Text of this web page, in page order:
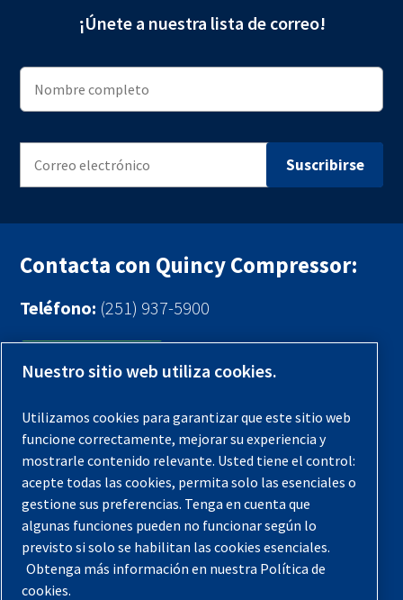
¡Únete a nuestra lista de correo!
Contacta con Quincy Compressor:
Teléfono: (251) 937-5900
Contáctenos
Registra tu compresor
Aviso legal
Garantías
Política de privacidad
Términos y Condiciones
Mapa del sitio
Nuestro sitio web utiliza cookies.
Utilizamos cookies para garantizar que este sitio web
funcione correctamente, mejorar su experiencia y
mostrarle contenido relevante. Usted tiene el control:
acepte todas las cookies, permita solo las esenciales o
gestione sus preferencias. Tenga en cuenta que
algunas funciones pueden no funcionar según lo
previsto si solo se habilitan las cookies esenciales.
Obtenga más información en nuestra Política de
cookies.